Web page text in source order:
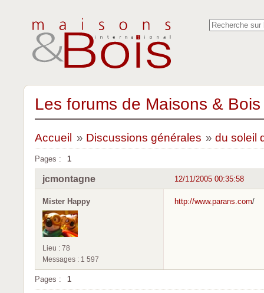
Les forums de Maisons &
Accueil » Discussions générales »du soleil
Pages : 1
12/11/2005 00:35:58
jcmontagne
Mister Happy
Lieu : 78
Messages : 1 597
http://www.parans.com/
Pages : 1